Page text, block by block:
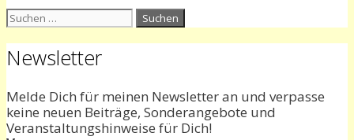
Suchen
Newsletter
Melde Dich für meinen Newsletter an und verpasse
keine neuen Beiträge, Sonderangebote und
Veranstaltungshinweise für Dich!